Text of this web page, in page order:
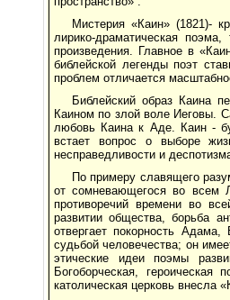
Мистерия «Каин» (1821)-
лирико-драматическая
произведения. Главное в
библейской легенды поэт
проблем отличается
Библейский образ Каина
Каином по злой воле Иеговы.
любовь Каина к Аде. Каин -
встает вопрос о выборе
несправедливости и
По примеру славящего
от сомневающегося во всем
противоречий времени во
развитии общества, борьба
отвергает покорность
судьбой человечества; он
этические идеи поэмы
Богоборческая,
католическая церковь внесла